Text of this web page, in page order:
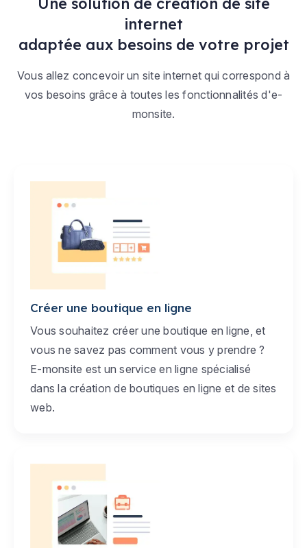
internet
adaptée aux besoins de votre projet
Vous allez concevoir un site internet qui correspond à
vos besoins grâce à toutes les fonctionnalités d'e-
monsite.
Créer une boutique en ligne
Vous souhaitez créer une boutique en ligne, et
vous ne savez pas comment vous y prendre ?
E-monsite est un service en ligne spécialisé
dans la création de boutiques en ligne et de sites
web.